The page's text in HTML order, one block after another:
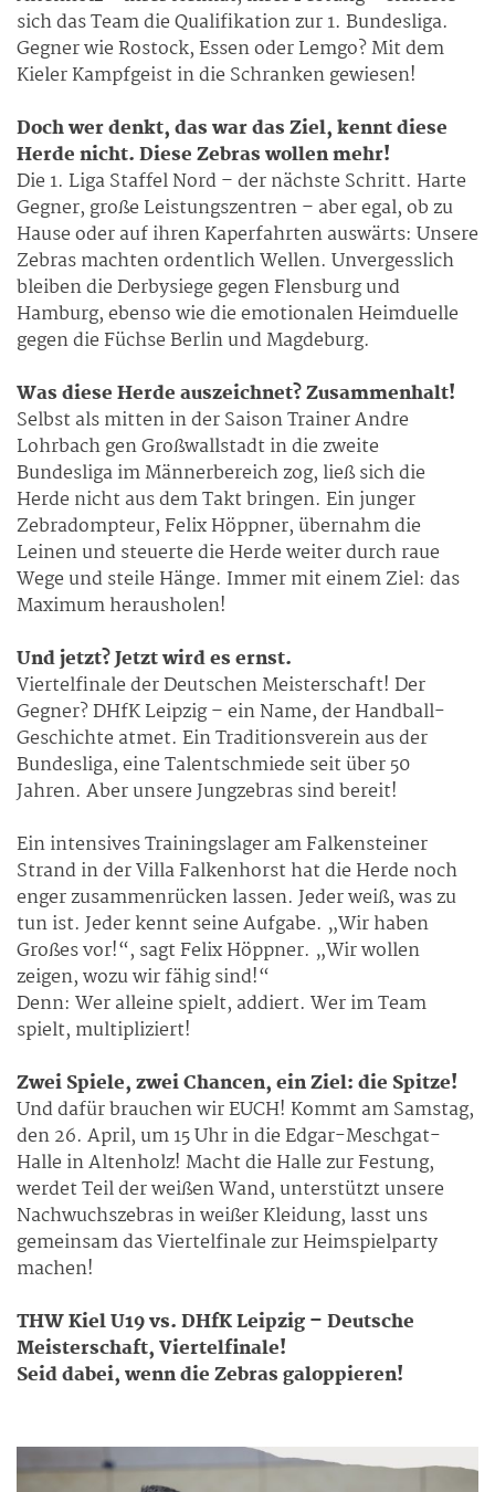
sich das Team die Qualifikation zur 1. Bundesliga.
Gegner wie Rostock, Essen oder Lemgo? Mit dem
Kieler Kampfgeist in die Schranken gewiesen!
Doch wer denkt, das war das Ziel, kennt diese
Herde nicht. Diese Zebras wollen mehr!
Die 1. Liga Staffel Nord – der nächste Schritt. Harte
Gegner, große Leistungszentren – aber egal, ob zu
Hause oder auf ihren Kaperfahrten auswärts: Unsere
Zebras machten ordentlich Wellen. Unvergesslich
bleiben die Derbysiege gegen Flensburg und
Hamburg, ebenso wie die emotionalen Heimduelle
gegen die Füchse Berlin und Magdeburg.
Was diese Herde auszeichnet? Zusammenhalt!
Selbst als mitten in der Saison Trainer Andre
Lohrbach gen Großwallstadt in die zweite
Bundesliga im Männerbereich zog, ließ sich die
Herde nicht aus dem Takt bringen. Ein junger
Zebradompteur, Felix Höppner, übernahm die
Leinen und steuerte die Herde weiter durch raue
Wege und steile Hänge. Immer mit einem Ziel: das
Maximum herausholen!
Und jetzt? Jetzt wird es ernst.
Viertelfinale der Deutschen Meisterschaft! Der
Gegner? DHfK Leipzig – ein Name, der Handball-
Geschichte atmet. Ein Traditionsverein aus der
Bundesliga, eine Talentschmiede seit über 50
Jahren. Aber unsere Jungzebras sind bereit!
Ein intensives Trainingslager am Falkensteiner
Strand in der Villa Falkenhorst hat die Herde noch
enger zusammenrücken lassen. Jeder weiß, was zu
tun ist. Jeder kennt seine Aufgabe. „Wir haben
Großes vor!“, sagt Felix Höppner. „Wir wollen
zeigen, wozu wir fähig sind!“
Denn: Wer alleine spielt, addiert. Wer im Team
spielt, multipliziert!
Zwei Spiele, zwei Chancen, ein Ziel: die Spitze!
Und dafür brauchen wir EUCH! Kommt am Samstag,
den 26. April, um 15 Uhr in die Edgar-Meschgat-
Halle in Altenholz! Macht die Halle zur Festung,
werdet Teil der weißen Wand, unterstützt unsere
Nachwuchszebras in weißer Kleidung, lasst uns
gemeinsam das Viertelfinale zur Heimspielparty
machen!
THW Kiel U19 vs. DHfK Leipzig – Deutsche
Meisterschaft, Viertelfinale!
Seid dabei, wenn die Zebras galoppieren!